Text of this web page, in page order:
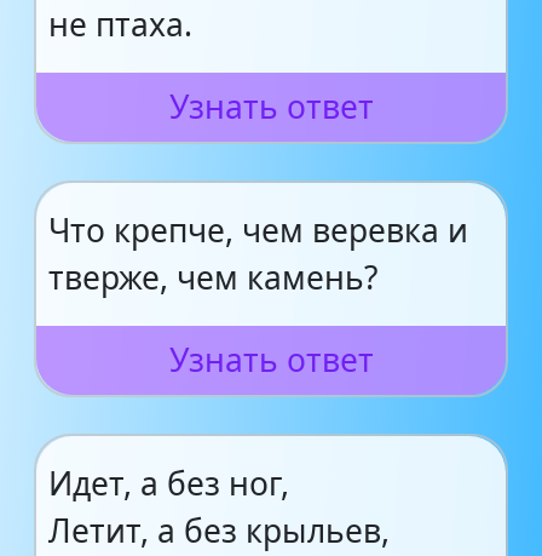
не птаха.
Узнать ответ
Что крепче, чем веревка и
тверже, чем камень?
Узнать ответ
Идет, а без ног,
Летит, а без крыльев,